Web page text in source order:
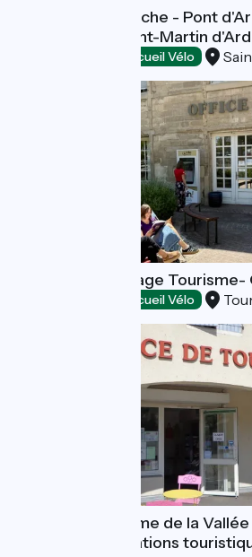
Gorges de l'Ardèche - Pont
Information - Saint-Martin
Accueil Vélo
Ardèche Hermitage
Accueil Vélo
Office de Tourisme de la
Bureau d'informations